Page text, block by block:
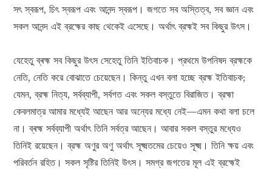
সৎ স্বরূপ, চিৎ স্বরূপ এবং আনন্দ স্বরূপ। জগতে সব অস্তিত্ব, সব জ্ঞান এবং
সকল আনন্দ এই ব্রহ্মের কাছ থেকেই এসেছে। অর্থাৎ ব্রহ্মই সব কিছুর উৎস।
যেহেতু ব্ৰহ্ম সব কিছুর উৎস সেহেতু তিনি ইতিবাচক। প্রথমে উপনিষদ ব্রহ্মকে
নেতি, নেতি করে বোঝাতে চেয়েছেন। কিন্তু এখন বলা হচ্ছে ব্রহ্ম ইতিবাচক;
যেমন, ব্রহ্ম নিত্য, সর্বব্যাপী, সর্বগত এবং সকল বস্তুতে বিরাজিত। ব্রহ্মা
কেবলমাত্র আমার মধ্যেই আছেন আর অন্যের মধ্যে নেই—এমন কথা বলা চলে
না। ব্ৰহ্ম সর্বব্যাপী অর্থাৎ তিনি সর্বত্র আছেন। আবার সকল বস্তুর মধ্যেও
তিনিই রয়েছেন। ব্রহ্ম অণুর অণু অর্থাৎ সূক্ষ্মতমের চেয়েও সূক্ষ্ম। তিনি ক্ষয় এবং
পরিবর্তন রহিত। সকল সৃষ্টির তিনিই উৎস। সমগ্র জগতের মূল এই ব্রহ্মেই